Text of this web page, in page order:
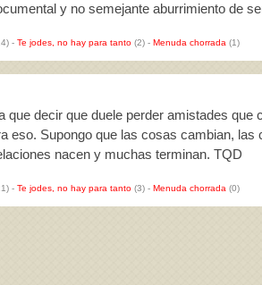
y no semejante aburrimiento de
- Te jodes, no hay para tanto (2) - Menuda chorrada (1)
que decir que duele perder amistades que
eso. Supongo que las cosas cambian,
nacen y muchas terminan. TQD
- Te jodes, no hay para tanto (3) - Menuda chorrada (0)